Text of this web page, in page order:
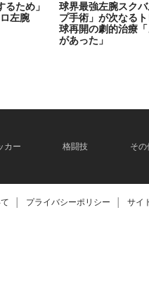
ため」
ロ左腕
球界最強左腕スク
プ手術」が次なる
球再開の劇的治療
があった」
カー 格闘技 その
プライバシーポリシー サイ